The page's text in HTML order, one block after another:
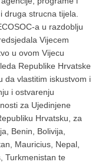
druga strucna tijela.
a u razdoblju
Vijecem
u ovom Vijecu
Republike Hrvatske
da vlastitim iskustvom i
i ostvarenju
za Ujedinjene
Hrvatsku, za
Benin, Bolivija,
Mauricius, Nepal,
Turkmenistan te